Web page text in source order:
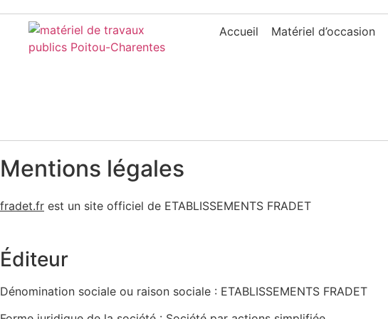
Accueil Matériel d’occasion
Mentions légales
fradet.fr est un site officiel de ETABLISSEMENTS FRADET
Éditeur
Dénomination sociale ou raison sociale : ETABLISSEMENTS FRADET